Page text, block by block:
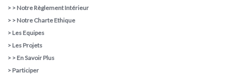
> > Notre Règlement Intérieur
> > Notre Charte Ethique
> Les Equipes
> Les Projets
> > En Savoir Plus
> Participer